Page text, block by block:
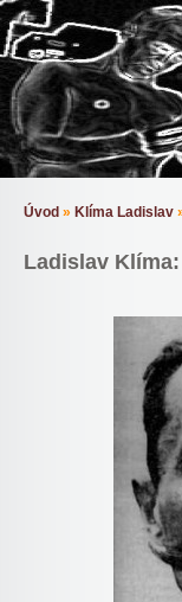
Úvod » Klíma Ladislav
Ladislav